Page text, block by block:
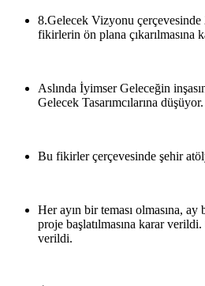
8.Gelecek Vizyonu çerçevesinde
fikirlerin ön plana
Aslında İyimser Geleceğin
Gelecek Tasarımcılarına düşüyor.
Bu fikirler çerçevesinde şehir
Her ayın bir teması olmasına,
proje başlatılmasına karar
verildi.